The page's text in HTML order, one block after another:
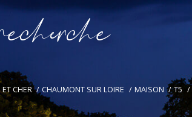
ecece
ET CHER CHAUMONT SUR LOIRE MAISON T5